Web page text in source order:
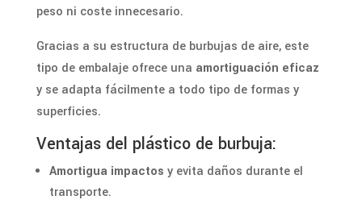
peso ni coste innecesario.
Gracias a su estructura de burbujas de aire, este
tipo de embalaje ofrece una amortiguación eficaz
y se adapta fácilmente a todo tipo de formas y
superficies.
Ventajas del plástico de burbuja:
Amortigua impactos y evita daños durante el
transporte.